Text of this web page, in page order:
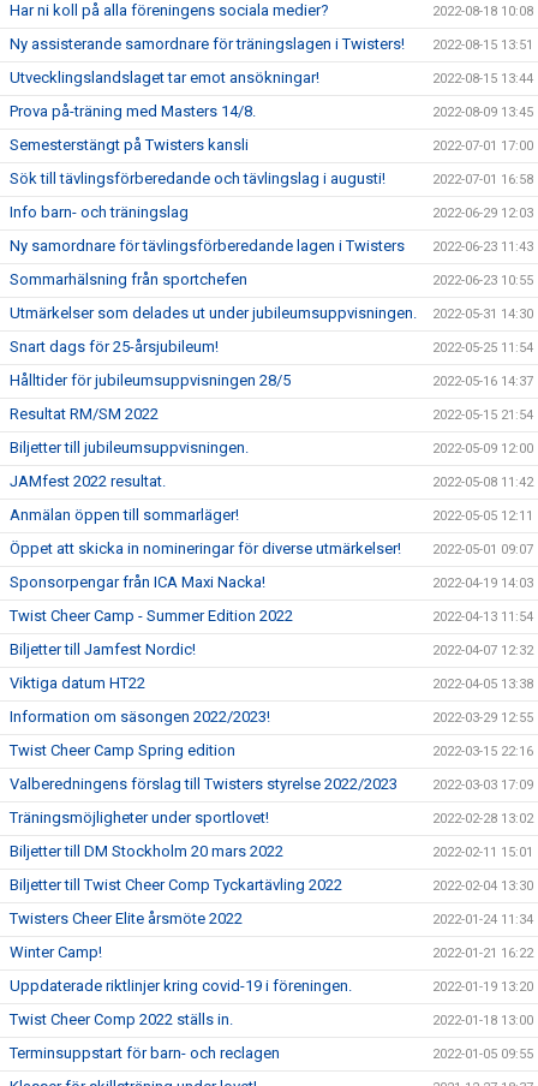
Har ni koll på alla föreningens sociala medier? 2022-08-18 10:08
Ny assisterande samordnare för träningslagen i Twisters! 2022-08-15 13:51
Utvecklingslandslaget tar emot ansökningar! 2022-08-15 13:44
Prova på-träning med Masters 14/8. 2022-08-09 13:45
Semesterstängt på Twisters kansli 2022-07-01 17:00
Sök till tävlingsförberedande och tävlingslag i augusti! 2022-07-01 16:58
Info barn- och träningslag 2022-06-29 12:03
Ny samordnare för tävlingsförberedande lagen i Twisters 2022-06-23 11:43
Sommarhälsning från sportchefen 2022-06-23 10:55
Utmärkelser som delades ut under jubileumsuppvisningen. 2022-05-31 14:30
Snart dags för 25-årsjubileum! 2022-05-25 11:54
Hålltider för jubileumsuppvisningen 28/5 2022-05-16 14:37
Resultat RM/SM 2022 2022-05-15 21:54
Biljetter till jubileumsuppvisningen. 2022-05-09 12:00
JAMfest 2022 resultat. 2022-05-08 11:42
Anmälan öppen till sommarläger! 2022-05-05 12:11
Öppet att skicka in nomineringar för diverse utmärkelser! 2022-05-01 09:07
Sponsorpengar från ICA Maxi Nacka! 2022-04-19 14:03
Twist Cheer Camp - Summer Edition 2022 2022-04-13 11:54
Biljetter till Jamfest Nordic! 2022-04-07 12:32
Viktiga datum HT22 2022-04-05 13:38
Information om säsongen 2022/2023! 2022-03-29 12:55
Twist Cheer Camp Spring edition 2022-03-15 22:16
Valberedningens förslag till Twisters styrelse 2022/2023 2022-03-03 17:09
Träningsmöjligheter under sportlovet! 2022-02-28 13:02
Biljetter till DM Stockholm 20 mars 2022 2022-02-11 15:01
Biljetter till Twist Cheer Comp Tyckartävling 2022 2022-02-04 13:30
Twisters Cheer Elite årsmöte 2022 2022-01-24 11:34
Winter Camp! 2022-01-21 16:22
Uppdaterade riktlinjer kring covid-19 i föreningen. 2022-01-19 13:20
Twist Cheer Comp 2022 ställs in. 2022-01-18 13:00
Terminsuppstart för barn- och reclagen 2022-01-05 09:55